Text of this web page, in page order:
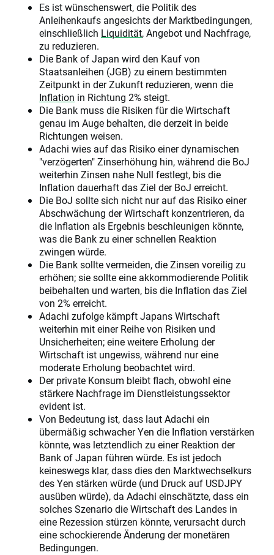
Es ist wünschenswert, die Politik des
Anleihenkaufs angesichts der Marktbedingungen,
einschließlich Liquidität, Angebot und Nachfrage,
zu reduzieren.
Die Bank of Japan wird den Kauf von
Staatsanleihen (JGB) zu einem bestimmten
Zeitpunkt in der Zukunft reduzieren, wenn die
Inflation in Richtung 2% steigt.
Die Bank muss die Risiken für die Wirtschaft
genau im Auge behalten, die derzeit in beide
Richtungen weisen.
Adachi wies auf das Risiko einer dynamischen
"verzögerten" Zinserhöhung hin, während die BoJ
weiterhin Zinsen nahe Null festlegt, bis die
Inflation dauerhaft das Ziel der BoJ erreicht.
Die BoJ sollte sich nicht nur auf das Risiko einer
Abschwächung der Wirtschaft konzentrieren, da
die Inflation als Ergebnis beschleunigen könnte,
was die Bank zu einer schnellen Reaktion
zwingen würde.
Die Bank sollte vermeiden, die Zinsen voreilig zu
erhöhen; sie sollte eine akkommodierende Politik
beibehalten und warten, bis die Inflation das Ziel
von 2% erreicht.
Adachi zufolge kämpft Japans Wirtschaft
weiterhin mit einer Reihe von Risiken und
Unsicherheiten; eine weitere Erholung der
Wirtschaft ist ungewiss, während nur eine
moderate Erholung beobachtet wird.
Der private Konsum bleibt flach, obwohl eine
stärkere Nachfrage im Dienstleistungssektor
evident ist.
Von Bedeutung ist, dass laut Adachi ein
übermäßig schwacher Yen die Inflation verstärken
könnte, was letztendlich zu einer Reaktion der
Bank of Japan führen würde. Es ist jedoch
keineswegs klar, dass dies den Marktwechselkurs
des Yen stärken würde (und Druck auf USDJPY
ausüben würde), da Adachi einschätzte, dass ein
solches Szenario die Wirtschaft des Landes in
eine Rezession stürzen könnte, verursacht durch
eine schockierende Änderung der monetären
Bedingungen.